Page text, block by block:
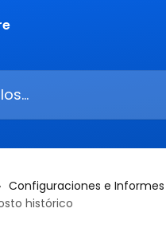
Configuraciones e Informes
histórico